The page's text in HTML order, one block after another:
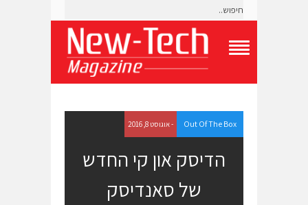
g
l
e
N
Out Of The Box - אוגוסט 8, 2016
הדיסק און קי החדש
של סאנדיסק